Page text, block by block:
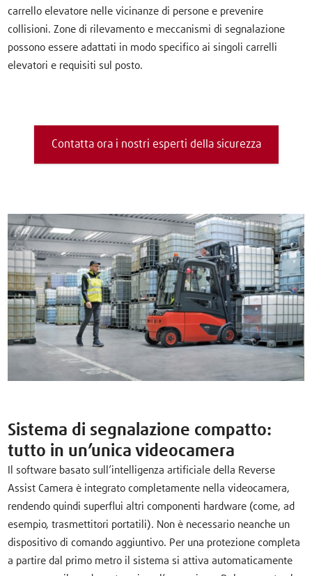
carrello elevatore nelle vicinanze di persone e prevenire
collisioni. Zone di rilevamento e meccanismi di segnalazione
possono essere adattati in modo specifico ai singoli carrelli
elevatori e requisiti sul posto.
Contatta ora i nostri esperti della sicurezza
Sistema di segnalazione compatto:
tutto in un’unica videocamera
Il software basato sull’intelligenza artificiale della Reverse
Assist Camera è integrato completamente nella videocamera,
rendendo quindi superflui altri componenti hardware (come, ad
esempio, trasmettitori portatili). Non è necessario neanche un
dispositivo di comando aggiuntivo. Per una protezione completa
a partire dal primo metro il sistema si attiva automaticamente